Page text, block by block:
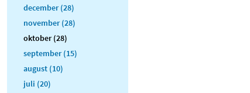
december (28)
november (28)
oktober (28)
september (15)
august (10)
juli (20)